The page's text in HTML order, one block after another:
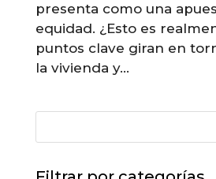
presenta como una
equidad. ¿Esto es
puntos clave giran en
la vivienda y...